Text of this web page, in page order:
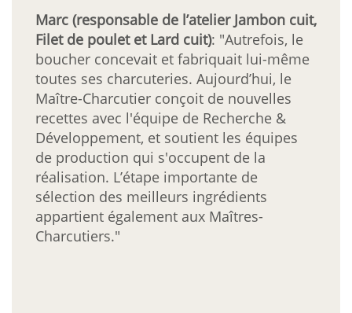
Marc (responsable de l’atelier Jambon cuit,
Filet de poulet et Lard cuit): "Autrefois, le
boucher concevait et fabriquait lui-même
toutes ses charcuteries. Aujourd’hui, le
Maître-Charcutier conçoit de nouvelles
recettes avec l'équipe de Recherche &
Développement, et soutient les équipes
de production qui s'occupent de la
réalisation. L’étape importante de
sélection des meilleurs ingrédients
appartient également aux Maîtres-
Charcutiers."